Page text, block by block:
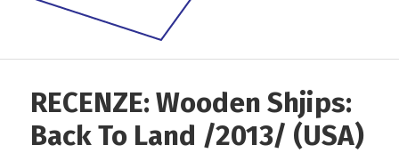
RECENZE: Wooden Shjips:
Back To Land /2013/ (USA)